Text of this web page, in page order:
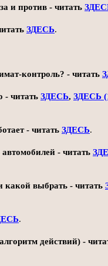
и против - читать
ЗДЕСЬ.
контроль? - читать
- читать ЗДЕСЬ, ЗДЕСЬ
- читать ЗДЕСЬ.
- читать
какой выбрать - читать
.
действий) -